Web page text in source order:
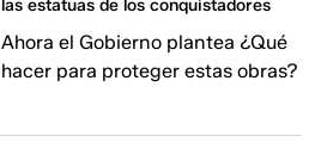
las estatuas de los conquistadores
Ahora el Gobierno plantea ¿Qué
hacer para proteger estas obras?